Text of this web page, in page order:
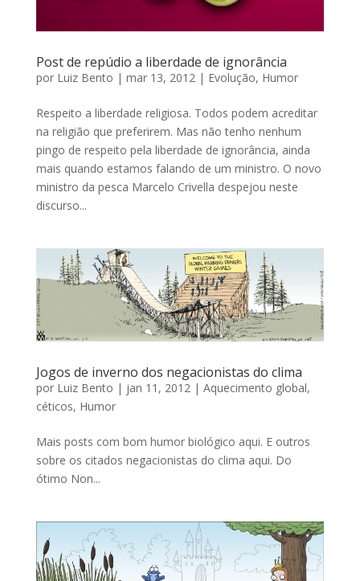
Post de repúdio a liberdade de ignorância
por Luiz Bento | mar 13, 2012 | Evolução, Humor
Respeito a liberdade religiosa. Todos podem acreditar
na religião que preferirem. Mas não tenho nenhum
pingo de respeito pela liberdade de ignorância, ainda
mais quando estamos falando de um ministro. O novo
ministro da pesca Marcelo Crivella despejou neste
discurso...
Jogos de inverno dos negacionistas do clima
por Luiz Bento | jan 11, 2012| Aquecimento global,
céticos, Humor
Mais posts com bom humor biológico aqui. E outros
sobre os citados negacionistas do clima aqui. Do
ótimo Non...